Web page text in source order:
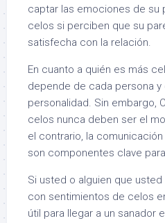
captar las emociones de su
celos si perciben que su
satisfecha con la relación.
En cuanto a quién es más
depende de cada persona
personalidad. Sin embargo,
celos nunca deben ser el
el contrario, la
son componentes clave
Si usted o alguien que
con sentimientos de celos
útil para llegar a un sanador